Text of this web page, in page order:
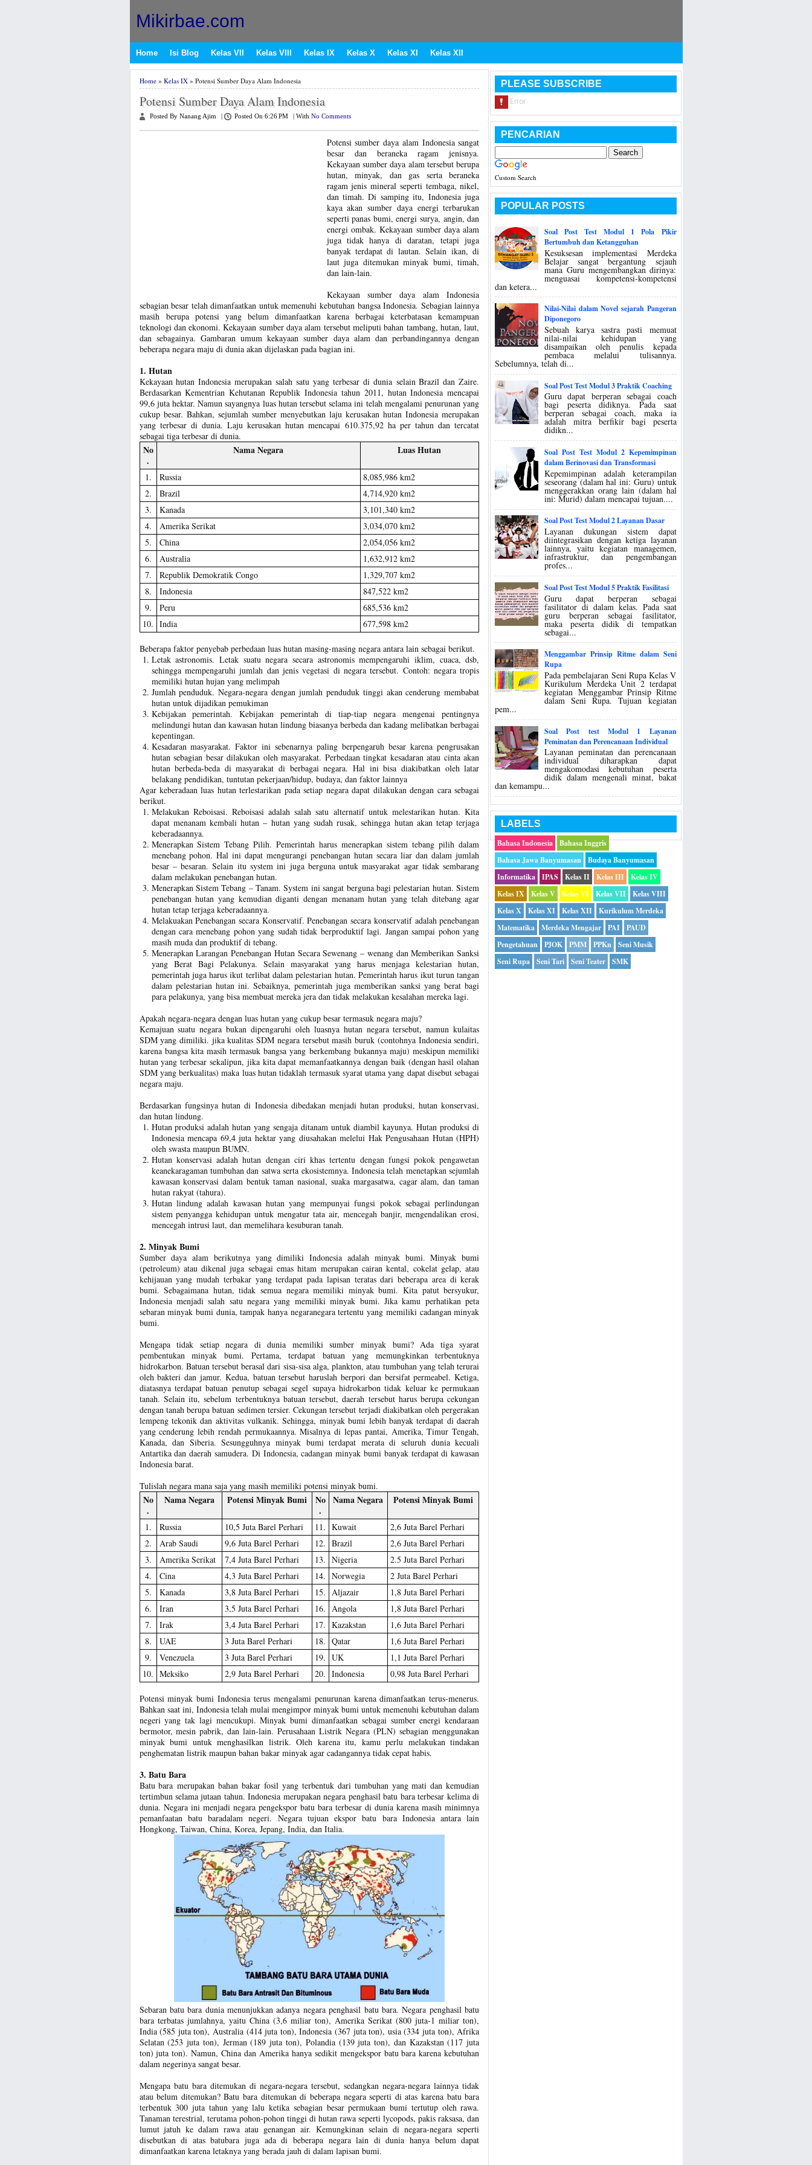
Mikirbae.com
Home Isi Blog Kelas VII Kelas VIII Kelas IX Kelas X Kelas XI Kelas XII
Home» Kelas IX» Potensi Sumber Daya Alam Indonesia
Potensi Sumber Daya Alam Indonesia
Posted By Nanang Ajim Posted On 6:26 PM With No Comments
Potensi sumber daya alam Indonesia sangat
besar dan beraneka ragam jenisnya.
Kekayaan sumber daya alam tersebut berupa
hutan, minyak, dan gas serta beraneka
ragam jenis mineral seperti tembaga, nikel,
dan timah. Di samping itu, Indonesia juga
kaya akan sumber daya energi terbarukan
seperti panas bumi, energi surya, angin, dan
energi ombak. Kekayaan sumber daya alam
juga tidak hanya di daratan, tetapi juga
banyak terdapat di lautan. Selain ikan, di
laut juga ditemukan minyak bumi, timah,
dan lain-lain.
Kekayaan sumber daya alam Indonesia
sebagian besar telah dimanfaatkan untuk memenuhi kebutuhan bangsa Indonesia. Sebagian lainnya
masih berupa potensi yang belum dimanfaatkan karena berbagai keterbatasan kemampuan
teknologi dan ekonomi. Kekayaan sumber daya alam tersebut meliputi bahan tambang, hutan, laut,
dan sebagainya. Gambaran umum kekayaan sumber daya alam dan perbandingannya dengan
beberapa negara maju di dunia akan dijelaskan pada bagian ini.
1. Hutan
Kekayaan hutan Indonesia merupakan salah satu yang terbesar di dunia selain Brazil dan Zaire.
Berdasarkan Kementrian Kehutanan Republik Indonesia tahun 2011, hutan Indonesia mencapai
99,6 juta hektar. Namun sayangnya luas hutan tersebut selama ini telah mengalami penurunan yang
cukup besar. Bahkan, sejumlah sumber menyebutkan laju kerusakan hutan Indonesia merupakan
yang terbesar di dunia. Laju kerusakan hutan mencapai 610.375,92 ha per tahun dan tercatat
sebagai tiga terbesar di dunia.
No
.
Nama Negara Luas Hutan
1. Russia
8,085,986 km2
2.
Brazil
4,714,920 km2
3.
Kanada
3,101,340 km2
4.
Amerika Serikat
3,034,070 km2
5.
China
2,054,056 km2
6.
Australia
1,632,912 km2
7.
Republik Demokratik Congo
1,329,707 km2
8.
Indonesia
847,522 km2
9.
Peru
685,536 km2
10. India 677,598 km2
Beberapa faktor penyebab perbedaan luas hutan masing-masing negara antara lain sebagai berikut.
Letak astronomis. Letak suatu negara secara astronomis mempengaruhi iklim, cuaca, dsb,
sehingga mempengaruhi jumlah dan jenis vegetasi di negara tersebut. Contoh: negara tropis
memiliki hutan hujan yang melimpah
Jumlah penduduk. Negara-negara dengan jumlah penduduk tinggi akan cenderung membabat
hutan untuk dijadikan pemukiman
Kebijakan pemerintah. Kebijakan pemerintah di tiap-tiap negara mengenai pentingnya
melindungi hutan dan kawasan hutan lindung biasanya berbeda dan kadang melibatkan berbagai
kepentingan.
Kesadaran masyarakat. Faktor ini sebenarnya paling berpengaruh besar karena pengrusakan
hutan sebagian besar dilakukan oleh masyarakat. Perbedaan tingkat kesadaran atau cinta akan
hutan berbeda-beda di masyarakat di berbagai negara. Hal ini bisa diakibatkan oleh latar
belakang pendidikan, tuntutan pekerjaan/hidup, budaya, dan faktor lainnya
Agar keberadaan luas hutan terlestarikan pada setiap negara dapat dilakukan dengan cara sebagai
berikut.
Melakukan Reboisasi. Reboisasi adalah salah satu alternatif untuk melestarikan hutan. Kita
dapat menanam kembali hutan – hutan yang sudah rusak, sehingga hutan akan tetap terjaga
keberadaannya.
Menerapkan Sistem Tebang Pilih. Pemerintah harus menerapkan sistem tebang pilih dalam
menebang pohon. Hal ini dapat mengurangi penebangan hutan secara liar dan dalam jumlah
besar – besaran. Selain itu system ini juga berguna untuk masyarakat agar tidak sembarang
dalam melakukan penebangan hutan.
Menerapkan Sistem Tebang – Tanam. System ini sangat berguna bagi pelestarian hutan. Sistem
penebangan hutan yang kemudian diganti dengan menanam hutan yang telah ditebang agar
hutan tetap terjaga keberadaannya.
Melakuakan Penebangan secara Konservatif. Penebangan secara konservatif adalah penebangan
dengan cara menebang pohon yang sudah tidak berproduktif lagi. Jangan sampai pohon yang
masih muda dan produktif di tebang.
Menerapkan Larangan Penebangan Hutan Secara Sewenang – wenang dan Memberikan Sanksi
yang Berat Bagi Pelakunya. Selain masyarakat yang harus menjaga kelestarian hutan,
pemerintah juga harus ikut terlibat dalam pelestarian hutan. Pemerintah harus ikut turun tangan
dalam pelestarian hutan ini. Sebaiknya, pemerintah juga memberikan sanksi yang berat bagi
para pelakunya, yang bisa membuat mereka jera dan tidak melakukan kesalahan mereka lagi.
Apakah negara-negara dengan luas hutan yang cukup besar termasuk negara maju?
Kemajuan suatu negara bukan dipengaruhi oleh luasnya hutan negara tersebut, namun kulaitas
SDM yang dimiliki. jika kualitas SDM negara tersebut masih buruk (contohnya Indonesia sendiri,
karena bangsa kita masih termasuk bangsa yang berkembang bukannya maju) meskipun memiliki
hutan yang terbesar sekalipun, jika kita dapat memanfaatkannya dengan baik (dengan hasil olahan
SDM yang berkualitas) maka luas hutan tidaklah termasuk syarat utama yang dapat disebut sebagai
negara maju.
Berdasarkan fungsinya hutan di Indonesia dibedakan menjadi hutan produksi, hutan konservasi,
dan hutan lindung.
Hutan produksi adalah hutan yang sengaja ditanam untuk diambil kayunya. Hutan produksi di
Indonesia mencapa 69,4 juta hektar yang diusahakan melelui Hak Pengusahaan Hutan (HPH)
oleh swasta maupun BUMN.
Hutan konservasi adalah hutan dengan ciri khas tertentu dengan fungsi pokok pengawetan
keanekaragaman tumbuhan dan satwa serta ekosistemnya. Indonesia telah menetapkan sejumlah
kawasan konservasi dalam bentuk taman nasional, suaka margasatwa, cagar alam, dan taman
hutan rakyat (tahura).
Hutan lindung adalah kawasan hutan yang mempunyai fungsi pokok sebagai perlindungan
sistem penyangga kehidupan untuk mengatur tata air, mencegah banjir, mengendalikan erosi,
mencegah intrusi laut, dan memelihara kesuburan tanah.
2. Minyak Bumi
Sumber daya alam berikutnya yang dimiliki Indonesia adalah minyak bumi. Minyak bumi
(petroleum) atau dikenal juga sebagai emas hitam merupakan cairan kental, cokelat gelap, atau
kehijauan yang mudah terbakar yang terdapat pada lapisan teratas dari beberapa area di kerak
bumi. Sebagaimana hutan, tidak semua negara memiliki minyak bumi. Kita patut bersyukur,
Indonesia menjadi salah satu negara yang memiliki minyak bumi. Jika kamu perhatikan peta
sebaran minyak bumi dunia, tampak hanya negaranegara tertentu yang memiliki cadangan minyak
bumi.
Mengapa tidak setiap negara di dunia memiliki sumber minyak bumi? Ada tiga syarat
pembentukan minyak bumi. Pertama, terdapat batuan yang memungkinkan terbentuknya
hidrokarbon. Batuan tersebut berasal dari sisa-sisa alga, plankton, atau tumbuhan yang telah terurai
oleh bakteri dan jamur. Kedua, batuan tersebut haruslah berpori dan bersifat permeabel. Ketiga,
diatasnya terdapat batuan penutup sebagai segel supaya hidrokarbon tidak keluar ke permukaan
tanah. Selain itu, sebelum terbentuknya batuan tersebut, daerah tersebut harus berupa cekungan
dengan tanah berupa batuan sedimen tersier. Cekungan tersebut terjadi diakibatkan oleh pergerakan
lempeng tekonik dan aktivitas vulkanik. Sehingga, minyak bumi lebih banyak terdapat di daerah
yang cenderung lebih rendah permukaannya. Misalnya di lepas pantai, Amerika, Timur Tengah,
Kanada, dan Siberia. Sesungguhnya minyak bumi terdapat merata di seluruh dunia kecuali
Antartika dan daerah samudera. Di Indonesia, cadangan minyak bumi banyak terdapat di kawasan
Indonesia barat.
Tulislah negara mana saja yang masih memiliki potensi minyak bumi.
No
.
Nama Negara Potensi Minyak Bumi
No
.
Nama Negara Potensi Minyak Bumi
1. Russia 10,5 Juta Barel Perhari 11. Kuwait
2,6 Juta Barel Perhari
2.
Arab Saudi 9,6 Juta Barel Perhari 12. Brazil
2,6 Juta Barel Perhari
3.
Amerika Serikat 7,4 Juta Barel Perhari 13. Nigeria
2.5 Juta Barel Perhari
4.
Cina 4,3 Juta Barel Perhari 14. Norwegia
2 Juta Barel Perhari
5.
Kanada 3,8 Juta Barel Perhari 15. Aljazair
1,8 Juta Barel Perhari
6.
Iran 3,5 Juta Barel Perhari 16. Angola
1,8 Juta Barel Perhari
7.
Irak 3,4 Juta Barel Perhari 17. Kazakstan
1,6 Juta Barel Perhari
8.
UAE 3 Juta Barel Perhari 18. Qatar
1,6 Juta Barel Perhari
9.
Venezuela 3 Juta Barel Perhari 19. UK
1,1 Juta Barel Perhari
10. Meksiko 2,9 Juta Barel Perhari 20. Indonesia 0,98 Juta Barel Perhari
Potensi minyak bumi Indonesia terus mengalami penurunan karena dimanfaatkan terus-menerus.
Bahkan saat ini, Indonesia telah mulai mengimpor minyak bumi untuk memenuhi kebutuhan dalam
negeri yang tak lagi mencukupi. Minyak bumi dimanfaatkan sebagai sumber energi kendaraan
bermotor, mesin pabrik, dan lain-lain. Perusahaan Listrik Negara (PLN) sebagian menggunakan
minyak bumi untuk menghasilkan listrik. Oleh karena itu, kamu perlu melakukan tindakan
penghematan listrik maupun bahan bakar minyak agar cadangannya tidak cepat habis.
3. Batu Bara
Batu bara merupakan bahan bakar fosil yang terbentuk dari tumbuhan yang mati dan kemudian
tertimbun selama jutaan tahun. Indonesia merupakan negara penghasil batu bara terbesar kelima di
dunia. Negara ini menjadi negara pengekspor batu bara terbesar di dunia karena masih minimnya
pemanfaatan batu baradalam negeri. Negara tujuan ekspor batu bara Indonesia antara lain
Hongkong, Taiwan, China, Korea, Jepang, India, dan Italia.
Sebaran batu bara dunia menunjukkan adanya negara penghasil batu bara. Negara penghasil batu
bara terbatas jumlahnya, yaitu China (3,6 miliar ton), Amerika Serikat (800 juta-1 miliar ton),
India (585 juta ton), Australia (414 juta ton), Indonesia (367 juta ton), usia (334 juta ton), Afrika
Selatan (253 juta ton), Jerman (189 juta ton), Polandia (139 juta ton), dan Kazakstan (117 juta
ton) juta ton). Namun, China dan Amerika hanya sedikit mengekspor batu bara karena kebutuhan
dalam negerinya sangat besar.
Mengapa batu bara ditemukan di negara-negara tersebut, sedangkan negara-negara lainnya tidak
atau belum ditemukan? Batu bara ditemukan di beberapa negara seperti di atas karena batu bara
terbentuk 300 juta tahun yang lalu ketika sebagian besar permukaan bumi tertutup oleh rawa.
Tanaman terestrial, terutama pohon-pohon tinggi di hutan rawa seperti lycopods, pakis raksasa, dan
lumut jatuh ke dalam rawa atau genangan air. Kemungkinan selain di negara-negara seperti
disebutkan di atas batubara juga ada di beberapa negara lain di dunia hanya belum dapat
dimanfaatkan karena letaknya yang berada jauh di dalam lapisan bumi.
PLEASE SUBSCRIBE
PENCARIAN
Custom Search
POPULAR POSTS
Soal Post Test Modul 1 Pola Pikir
Bertumbuh dan Ketangguhan
Kesuksesan implementasi Merdeka
Belajar sangat bergantung sejauh
mana Guru mengembangkan dirinya:
menguasai kompetensi-kompetensi
dan ketera...
Nilai-Nilai dalam Novel sejarah Pangeran
Diponegoro
Sebuah karya sastra pasti memuat
nilai-nilai kehidupan yang
disampaikan oleh penulis kepada
pembaca melalui tulisannya.
Sebelumnya, telah di...
Soal Post Test Modul 3 Praktik Coaching
Guru dapat berperan sebagai coach
bagi peserta didiknya. Pada saat
berperan sebagai coach, maka ia
adalah mitra berfikir bagi peserta
didikn...
Soal Post Test Modul 2 Kepemimpinan
dalam Berinovasi dan Transformasi
Kepemimpinan adalah keterampilan
seseorang (dalam hal ini: Guru) untuk
menggerakkan orang lain (dalam hal
ini: Murid) dalam mencapai tujuan....
Soal Post Test Modul 2 Layanan Dasar
Layanan dukungan sistem dapat
diintegrasikan dengan ketiga layanan
lainnya, yaitu kegiatan managemen,
infrastruktur, dan pengembangan
profes...
Soal Post Test Modul 5 Praktik Fasilitasi
Guru dapat berperan sebagai
fasilitator di dalam kelas. Pada saat
guru berperan sebagai fasilitator,
maka peserta didik di tempatkan
sebagai...
Menggambar Prinsip Ritme dalam Seni
Rupa
Pada pembelajaran Seni Rupa Kelas V
Kurikulum Merdeka Unit 2 terdapat
kegiatan Menggambar Prinsip Ritme
dalam Seni Rupa. Tujuan kegiatan
pem...
Soal Post test Modul 1 Layanan
Peminatan dan Perencanaan Individual
Layanan peminatan dan perencanaan
individual diharapkan dapat
mengakomodasi kebutuhan peserta
didik dalam mengenali minat, bakat
dan kemampu...
LABELS
Bahasa Indonesia
Bahasa Inggris
Bahasa Jawa Banyumasan
Budaya Banyumasan
Informatika
IPAS Kelas II Kelas III
Kelas IV
Kelas IX
Kelas V Kelas VI Kelas VII
Kelas VIII
Kelas X
Kelas XI Kelas XII
Kurikulum Merdeka
Matematika
Merdeka Mengajar PAI
PAUD
Pengetahuan
PJOK PMM PPKn
Seni Musik
Seni Rupa
Seni Tari Seni Teater SMK